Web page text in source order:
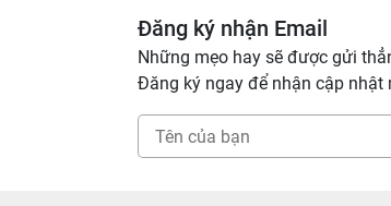
Đăng ký nhận Email
Những mẹo hay sẽ được gửi
Đăng ký ngay để nhận cập nhật